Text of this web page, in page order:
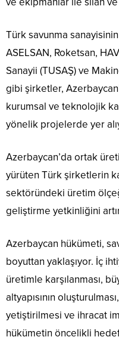
Türk savunma
ASELSAN, Roketsan,
Sanayii (TUSAŞ) ve
gibi şirketler,
kurumsal ve teknolojik
yönelik projelerde yer
Azerbaycan’da ortak
yürüten Türk şirketlerin
sektöründeki üretim
geliştirme yetkinliğini
Azerbaycan hükümeti,
boyuttan yaklaşıyor. İç
üretimle karşılanması,
altyapısının
yetiştirilmesi ve ihracat
hükümetin öncelikli